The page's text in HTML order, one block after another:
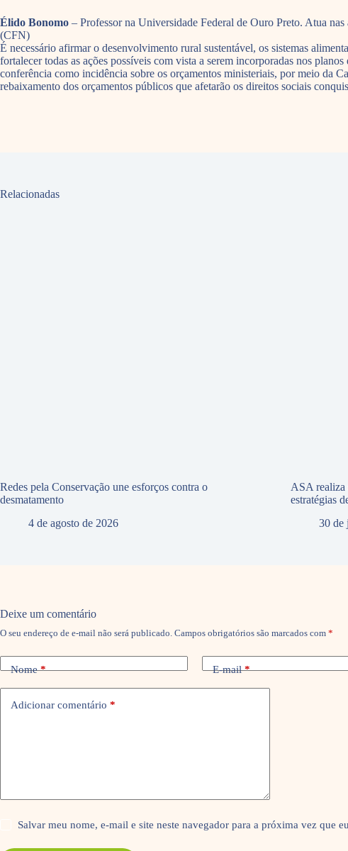
Élido Bonomo – Professor na Universidade Federal de Ouro Preto. Atua
(CFN)
É necessário afirmar o desenvolvimento rural sustentável, os sistemas
fortalecer todas as ações possíveis com vista a serem incorporadas nos
conferência como incidência sobre os orçamentos ministeriais, por meio da
rebaixamento dos orçamentos públicos que afetarão os direitos sociais
Relacionadas
Redes pela Conservação une esforços contra o
desmatamento
4 de agosto de 2026
ASA realiza
estratégias
30 de
Deixe um comentário
O seu endereço de e-mail não será publicado. Campos obrigatórios são marcados com *
Nome* E-mail*
Adicionar comentário *
Salvar meu nome, e-mail e site neste navegador para a próxima vez que